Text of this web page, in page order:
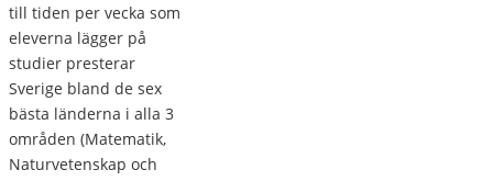
till tiden per vecka som
eleverna lägger på
studier presterar
Sverige bland de sex
bästa länderna i alla 3
områden (Matematik,
Naturvetenskap och